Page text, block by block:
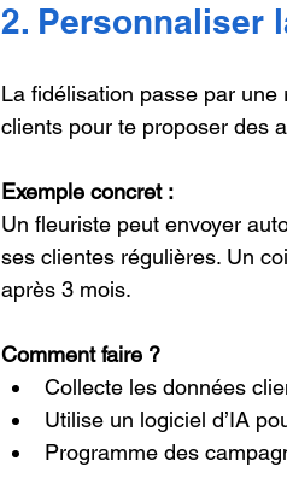
2. Personnaliser
La fidélisation passe par une
clients pour te proposer des
Exemple concret :
Un fleuriste peut envoyer
ses clientes régulières. Un
après 3 mois.
Comment faire ?
Collecte les données
Utilise un logiciel d’IA
Programme des